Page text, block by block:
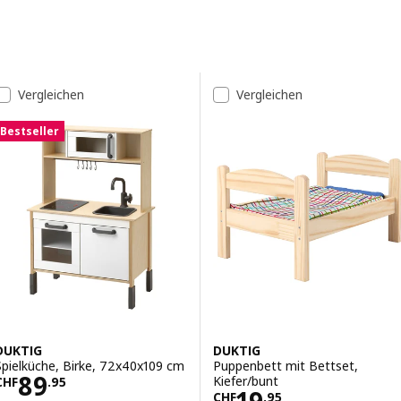
Ergebnis-Liste
Vergleichen
Bestseller
Birke, 72x40x109 cm
89.95
CHF 89.95
Vergleichen
DUKTIG
Puppenbett mit Bettset,
Kiefer/bunt
CHF
.95